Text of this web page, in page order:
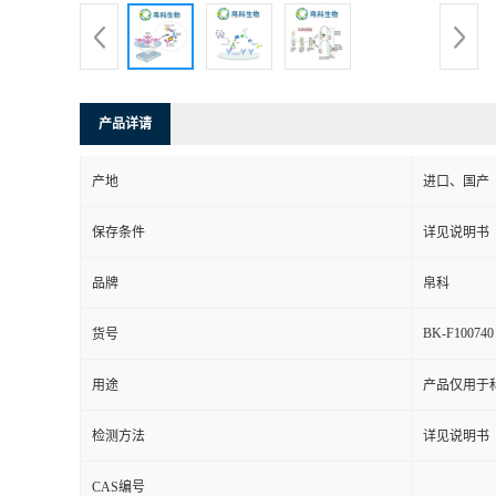
产品详请
产地 进口、国产
保存条件 详见说明书
品牌 帛科
货号 BK-F100740
用途 产品仅用于
检测方法 详见说明书
CAS编号